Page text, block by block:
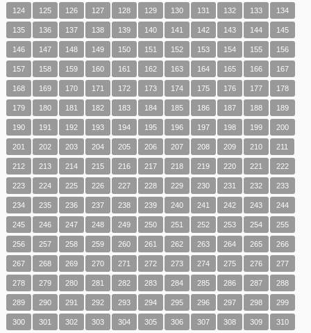
124 125 126 127 128 129 130 131 132 133 134
135 136 137 138 139 140 141 142 143 144 145
146 147 148 149 150 151 152 153 154 155 156
157 158 159 160 161 162 163 164 165 166 167
168 169 170 171 172 173 174 175 176 177 178
179 180 181 182 183 184 185 186 187 188 189
190 191 192 193 194 195 196 197 198 199 200
201 202 203 204 205 206 207 208 209 210 211
212 213 214 215 216 217 218 219 220 221 222
223 224 225 226 227 228 229 230 231 232 233
234 235 236 237 238 239 240 241 242 243 244
245 246 247 248 249 250 251 252 253 254 255
256 257 258 259 260 261 262 263 264 265 266
267 268 269 270 271 272 273 274 275 276 277
278 279 280 281 282 283 284 285 286 287 288
289 290 291 292 293 294 295 296 297 298 299
300 301 302 303 304 305 306 307 308 309 310